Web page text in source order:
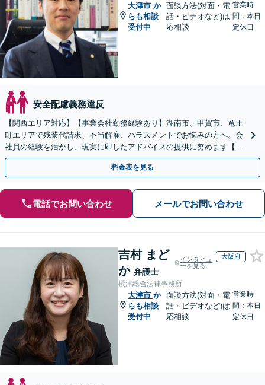
大津市 か
らも相談
受付中
面談方法(対面・電
話・ビデオなど)は
応相談
営業時
間：本日
定休日
安全配慮義務違反
【関西エリア対応】【事業会社勤務経験あり】湖南市、甲賀市、竜王
町エリアで残業代請求、不当解雇、ハラスメントでお悩みの方へ。会
社員の経験を活かし、現実に即したアドバイスの提供に努めます【労
使双方に対応】【Web面談OK】
料金表を見る
電話でお問い合わせ メールでお問い合わせ
吉村 まど
か 弁護士
インタビュ
ーを見る
大阪府
摂津総合法律事務所
大津市 か
らも相談
受付中
面談方法(対面・電
話・ビデオなど)は
応相談
営業時
間：本日
定休日